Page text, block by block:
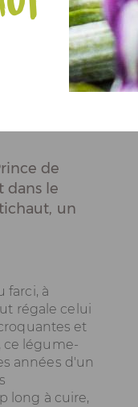
de
dans le
un
farci, à
régale celui
et
légume-
années d'un
long à cuire,